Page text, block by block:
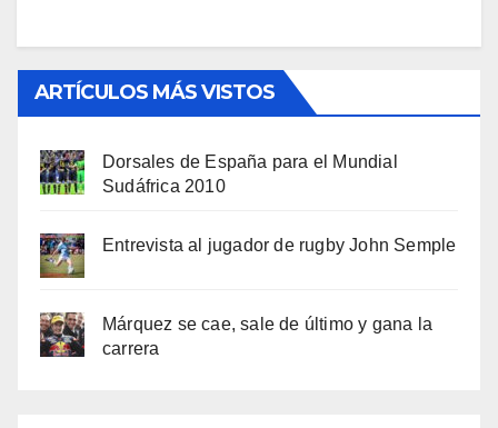
ARTÍCULOS MÁS VISTOS
Dorsales de España para el Mundial
Sudáfrica 2010
Entrevista al jugador de rugby John Semple
Márquez se cae, sale de último y gana la
carrera